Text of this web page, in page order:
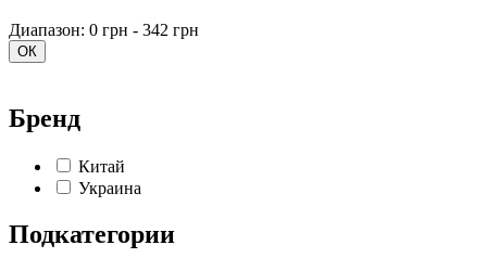
Диапазон: 0 грн - 342 грн
ОК
Бренд
Китай
Украина
Подкатегории